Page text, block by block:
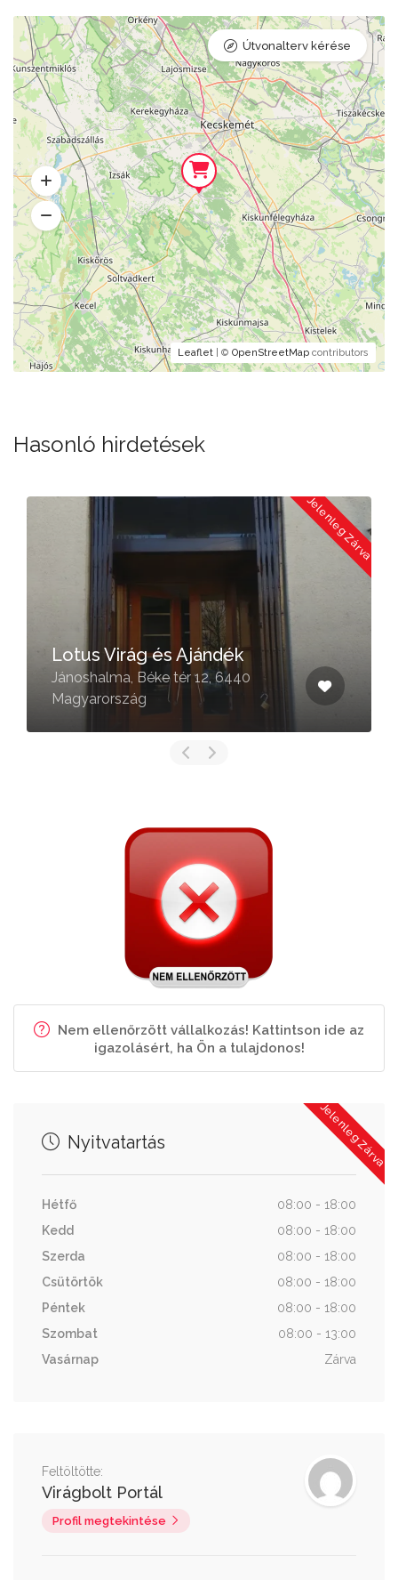
Leaflet | © OpenStreetMap contributors
Útvonalterv kérése
Hasonló hirdetések
Jelenleg Zárva
Lotus Virág és Ajándék
Jánoshalma, Béke tér 12, 6440
Magyarország
Nem ellenőrzött vállalkozás! Kattintson ide az
igazolásért, ha Ön a tulajdonos!
Jelenleg Zárva
Nyitvatartás
Hétfő
08:00 - 18:00
Kedd
08:00 - 18:00
Szerda
08:00 - 18:00
Csütörtök
08:00 - 18:00
Péntek
08:00 - 18:00
Szombat
08:00 - 13:00
Vasárnap
Zárva
Feltöltötte:
Virágbolt Portál
Profil megtekintése